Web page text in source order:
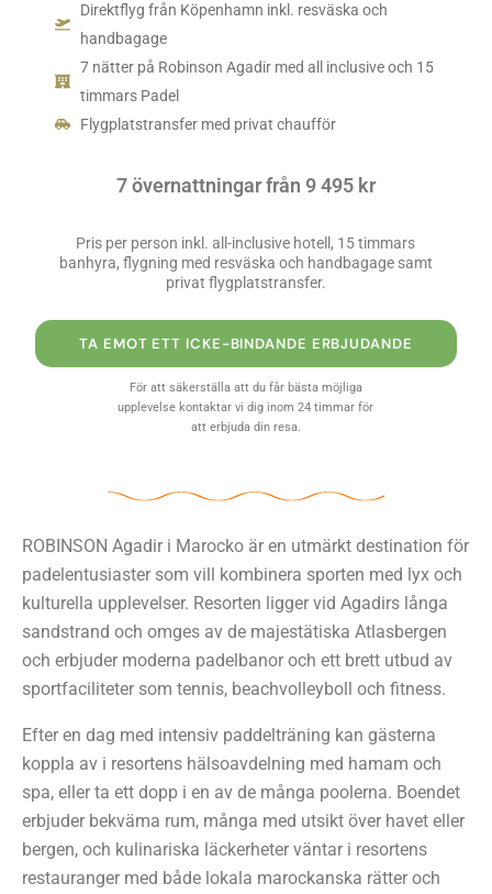
Direktflyg från Köpenhamn inkl. resväska och
handbagage
7 nätter på Robinson Agadir med all inclusive och 15
timmars Padel
Flygplatstransfer med privat chaufför
7 övernattningar från 9 495 kr
Pris per person inkl. all-inclusive hotell, 15 timmars
banhyra, flygning med resväska och handbagage samt
privat flygplatstransfer.
TA EMOT ETT ICKE-BINDANDE ERBJUDANDE
För att säkerställa att du får bästa möjliga
upplevelse kontaktar vi dig inom 24 timmar för
att erbjuda din resa.
ROBINSON Agadir i Marocko är en utmärkt destination för
padelentusiaster som vill kombinera sporten med lyx och
kulturella upplevelser. Resorten ligger vid Agadirs långa
sandstrand och omges av de majestätiska Atlasbergen
och erbjuder moderna padelbanor och ett brett utbud av
sportfaciliteter som tennis, beachvolleyboll och fitness.
Efter en dag med intensiv paddelträning kan gästerna
koppla av i resortens hälsoavdelning med hamam och
spa, eller ta ett dopp i en av de många poolerna. Boendet
erbjuder bekväma rum, många med utsikt över havet eller
bergen, och kulinariska läckerheter väntar i resortens
restauranger med både lokala marockanska rätter och